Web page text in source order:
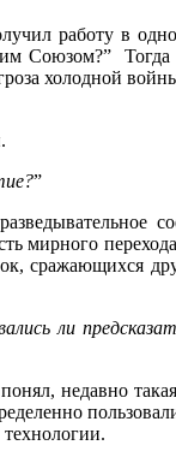
работу в
Союзом?” Тогда
холодной
”
мирного
сражающихся
ли
недавно